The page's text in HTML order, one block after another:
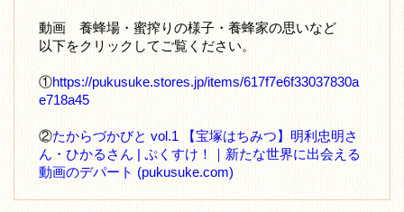
動画 養蜂場・蜜搾りの様子・養蜂家の思いなど
以下をクリックしてご覧ください。
①https://pukusuke.stores.jp/items/617f7e6f33037830a
e718a45
②たからづかびと vol.1 【宝塚はちみつ】明利忠明さ
ん・ひかるさん | ぷくすけ！｜新たな世界に出会える
動画のデパート (pukusuke.com)